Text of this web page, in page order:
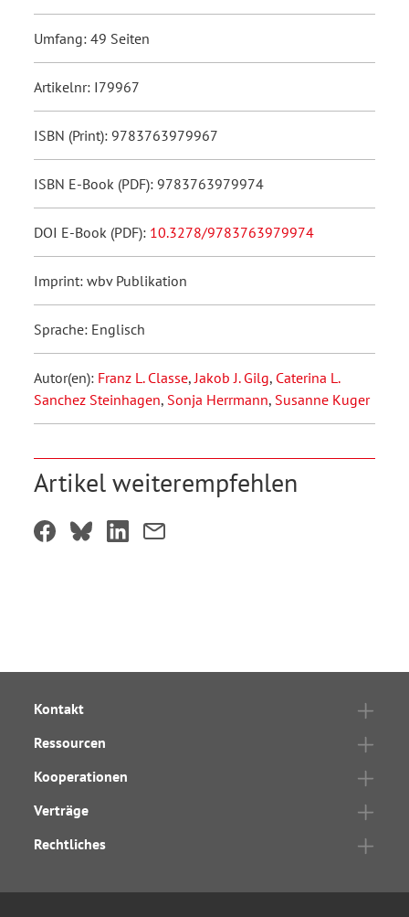
Umfang: 49 Seiten
Artikelnr: I79967
ISBN (Print): 9783763979967
ISBN E-Book (PDF): 9783763979974
DOI E-Book (PDF): 10.3278/9783763979974
Imprint: wbv Publikation
Sprache: Englisch
Autor(en): Franz L. Classe, Jakob J. Gilg, Caterina L.
Sanchez Steinhagen, Sonja Herrmann, Susanne Kuger
Artikel weiterempfehlen
Kontakt
Ressourcen
Kooperationen
Verträge
Rechtliches